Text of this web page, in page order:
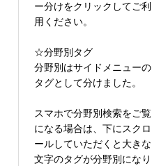
ー分けをクリックしてご利
用ください。
☆分野別タグ
分野別はサイドメニューの
タグとして分けました。
スマホで分野別検索をご覧
になる場合は、下にスクロ
ールしていただくと大きな
文字のタグが分野別になり